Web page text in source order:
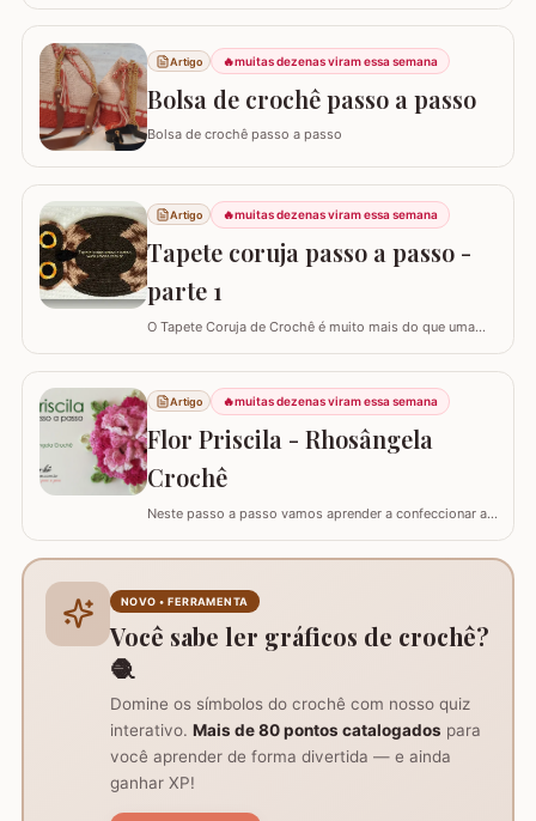
clicar nas imagens! Trilhos/caminhos e centro de mesa
Sousplat Puxa-saco e porta-pano de prato Squares para
colcha de cama Outros Álbuns que temos no blog
Artigo 🔥muitas dezenas viram essa semana
Bolsa de crochê passo a passo
Bolsa de crochê passo a passo
Artigo 🔥muitas dezenas viram essa semana
Tapete coruja passo a passo -
parte 1
O Tapete Coruja de Crochê é muito mais do que uma
sabedoria com a delicadeza do feito à mão. Embora a
coruja real consiga girar o pescoço em 270°, a nossa
versão em crochê é ainda mais versátil: podemos criá-
la em todas as cores e estilos,…
Artigo 🔥muitas dezenas viram essa semana
Flor Priscila - Rhosângela
Crochê
Neste passo a passo vamos aprender a confeccionar a
conhecer, curtir e adquirir os trabalhos desta artesã
deixem de se inscrever em seu canal no YouTube –&gt;
NOVO • FERRAMENTA
Você sabe ler gráficos de crochê?
🧶
Domine os símbolos do crochê com nosso quiz
interativo. Mais de 80 pontos catalogados para
você aprender de forma divertida — e ainda
ganhar XP!